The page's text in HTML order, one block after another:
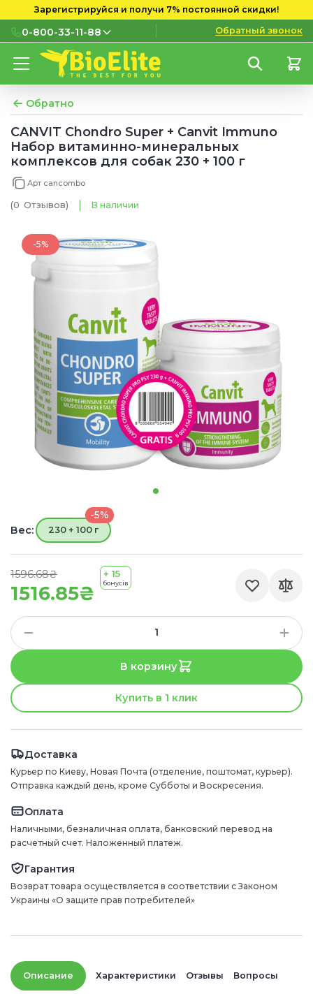
Зарегистрируйся и получи 7% постоянной скидки!
0-800-33-11-88
0-800-33-11-88
мобильных номеров
(097) 133 11 88
(095) 133 11 88
(073) 133 11 88
Обратный звонок
Обратно
CANVIT Chondro Super + Canvit Immuno
Набор витаминно-минеральных
комплексов для собак 230 + 100 г
Арт cancombo
(0 Отзывов) В наличии
-5%
1516.85₴
1596.68₴ + 15
бонусів
Вес:
-5%
230 + 100 г
В корзину
Купить в 1 клик
Доставка
Курьер по Киеву, Новая Почта (отделение, поштомат, курьер).
Отправка каждый день, кроме Субботы и Воскресения.
Оплата
Наличными, безналичная оплата, банковский перевод на
расчетный счет. Наложенный платеж.
Гарантия
Возврат товара осуществляется в соответствии с Законом
Украины «О защите прав потребителей»
Описание Характеристики Отзывы Вопросы